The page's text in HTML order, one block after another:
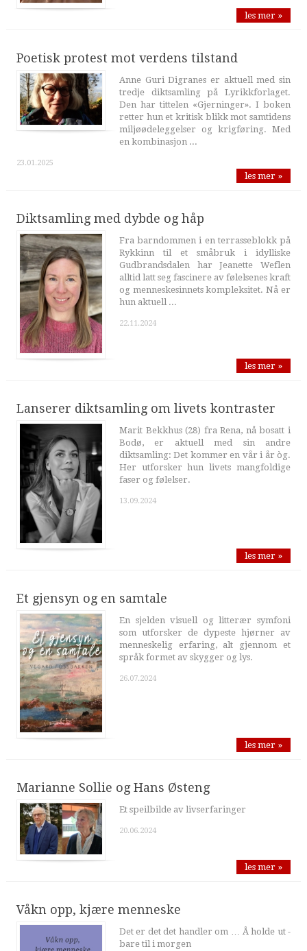
les mer »
Poetisk protest mot verdens tilstand
Anne Guri Digranes er aktuell med sin
tredje diktsamling på Lyrikkforlaget.
Den har tittelen «Gjerninger». I boken
retter hun et kritisk blikk mot samtidens
miljøødeleggelser og krigføring. Med
en kombinasjon ...
23.01.2025
les mer »
Diktsamling med dybde og håp
Fra barndommen i en terrasseblokk på
Rykkinn til et småbruk i idylliske
Gudbrandsdalen har Jeanette Weflen
alltid latt seg fascinere av følelsenes kraft
og menneskesinnets kompleksitet. Nå er
hun aktuell ...
22.11.2024
les mer »
Lanserer diktsamling om livets kontraster
Marit Bekkhus (28) fra Rena, nå bosatt i
Bodø, er aktuell med sin andre
diktsamling: Det kommer en vår i år òg.
Her utforsker hun livets mangfoldige
faser og følelser.
13.09.2024
les mer »
Et gjensyn og en samtale
En sjelden visuell og litterær symfoni
som utforsker de dypeste hjørner av
menneskelig erfaring, alt gjennom et
språk formet av skygger og lys.
26.07.2024
les mer »
Marianne Sollie og Hans Østeng
Et speilbilde av livserfaringer
20.06.2024
les mer »
Våkn opp, kjære menneske
Det er det det handler om … Å holde ut -
bare til i morgen